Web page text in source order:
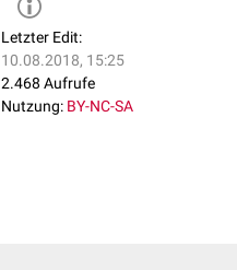
Letzter Edit:
10.08.2018, 15:25
2.468 Aufrufe
Nutzung: BY-NC-SA